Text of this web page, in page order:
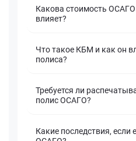
Какова стоимость ОСАГО
влияет?
Что такое КБМ и как он
полиса?
Требуется ли
полис ОСАГО?
Какие последствия, если